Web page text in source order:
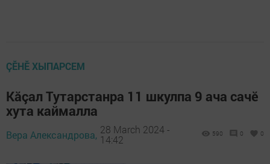
ÇӖНӖ ХЫПАРСЕМ
Кăçал Тутарстанра 11 шкулпа 9 ача сачӗ
хута каймалла
Вера Александрова, 28 March 2024 -
14:42
590 0 0